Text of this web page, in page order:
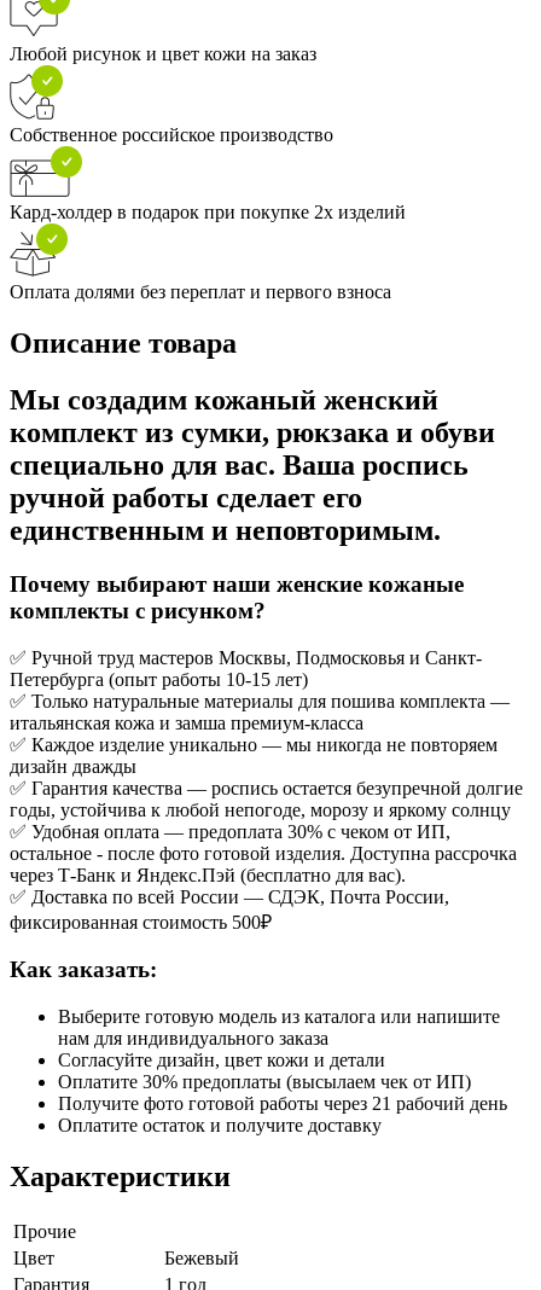
Любой рисунок и цвет кожи на заказ
Собственное российское производство
Кард-холдер в подарок при покупке 2х изделий
Оплата долями без переплат и первого взноса
Описание товара
Мы создадим кожаный женский
комплект из сумки, рюкзака и обуви
специально для вас. Ваша роспись
ручной работы сделает его
единственным и неповторимым.
Почему выбирают наши женские кожаные
комплекты с рисунком?
✅ Ручной труд мастеров Москвы, Подмосковья и Санкт-
Петербурга (опыт работы 10-15 лет)
✅ Только натуральные материалы для пошива комплекта —
итальянская кожа и замша премиум-класса
✅ Каждое изделие уникально — мы никогда не повторяем
дизайн дважды
✅ Гарантия качества — роспись остается безупречной долгие
годы, устойчива к любой непогоде, морозу и яркому солнцу
✅ Удобная оплата — предоплата 30% с чеком от ИП,
остальное - после фото готовой изделия. Доступна рассрочка
через Т-Банк и Яндекс.Пэй (бесплатно для вас).
✅ Доставка по всей России — СДЭК, Почта России,
фиксированная стоимость 500₽
Как заказать:
Выберите готовую модель из каталога или напишите
нам для индивидуального заказа
Согласуйте дизайн, цвет кожи и детали
Оплатите 30% предоплаты (высылаем чек от ИП)
Получите фото готовой работы через 21 рабочий день
Оплатите остаток и получите доставку
Характеристики
Прочие
Цвет
Бежевый
Гарантия
1 год